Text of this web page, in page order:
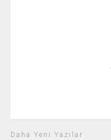
Daha Yeni Yazılar